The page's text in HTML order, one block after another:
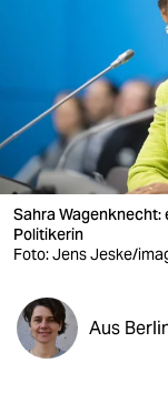
nord
wahrheit
verlag
verlag
shop
fragen & hilfe
Sahra Wagenknecht:
Politikerin
Foto: Jens Jeske/
Aus